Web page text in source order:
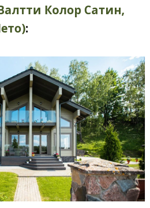
Колор Сатин,
: